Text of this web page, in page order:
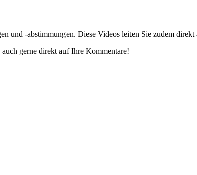
und -abstimmungen. Diese Videos leiten Sie zudem
gerne direkt auf Ihre Kommentare!